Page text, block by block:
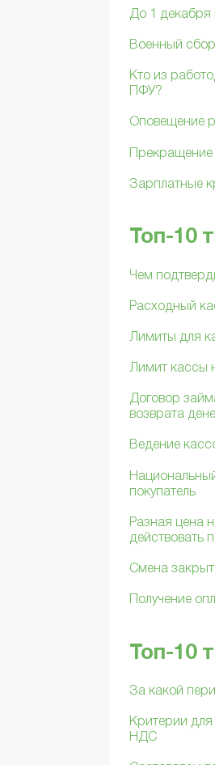
До 1 декабря
Военный
Кто из
ПФУ?
Оповещение
Прекращение
Зарплатные
Топ-10
Чем
Расходный
Лимиты для
Лимит кассы
Договор
возврата
Ведение
покупатель
Разная цена
действовать
Смена
Получение
Топ-10
За какой
Критерии для
НДС